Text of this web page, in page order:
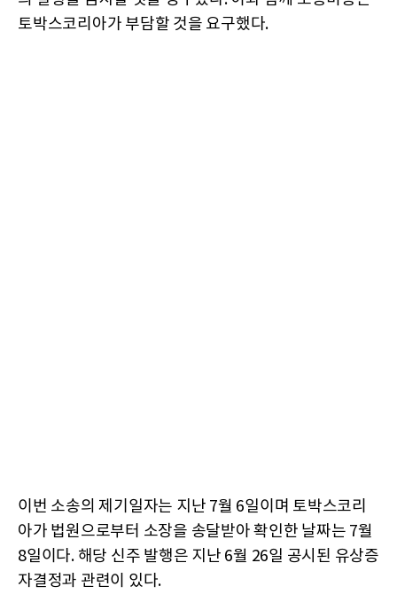
토박스코리아가 부담할 것을 요구했다.
이번 소송의 제기일자는 지난 7월 6일이며 토박스코리
아가 법원으로부터 소장을 송달받아 확인한 날짜는 7월
8일이다. 해당 신주 발행은 지난 6월 26일 공시된 유상증
자결정과 관련이 있다.